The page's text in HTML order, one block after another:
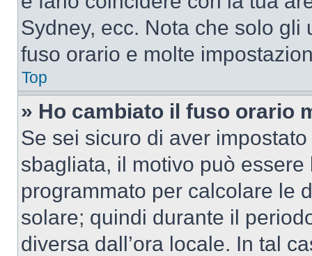
Sydney, ecc. Nota che solo
fuso orario e molte
Top
» Ho cambiato il fuso orario
Se sei sicuro di aver
sbagliata, il motivo può essere
programmato per calcolare le
solare; quindi durante il
diversa dall’ora locale. In tal